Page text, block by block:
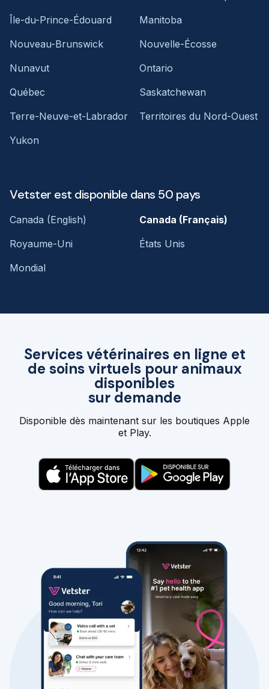
Services vétérinaires en ligne et
de soins virtuels pour animaux
disponibles
sur demande
Disponible dès maintenant sur les boutiques Apple
et Play.
Île-du-Prince-Édouard
Manitoba
Nouveau-Brunswick
Nouvelle-Écosse
Nunavut
Ontario
Québec
Saskatchewan
Terre-Neuve-et-Labrador
Territoires du Nord-Ouest
Yukon
Vetster est disponible dans 50 pays
Canada (English)
Canada (Français)
Royaume-Uni
États Unis
Mondial